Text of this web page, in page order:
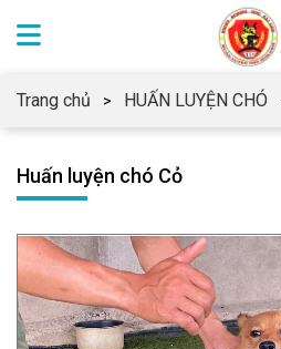
Trang chủ HUẤN LUYỆN CHÓ
Huấn luyện chó Cỏ